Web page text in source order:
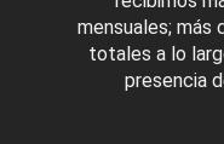
mensuales; más
totales a lo
presencia